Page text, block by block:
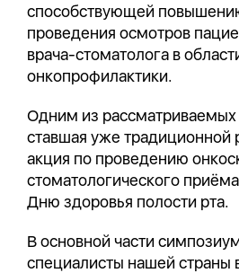
способствующей
проведения осмотров
врача-стоматолога в
онкопрофилактики.
Одним из рассматриваемых
ставшая уже традиционной
акция по проведению
стоматологического
Дню здоровья полости рта.
В основной части
специалисты нашей страны